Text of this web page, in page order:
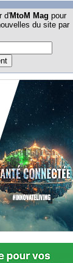
d'MtoM Mag pour
du site par